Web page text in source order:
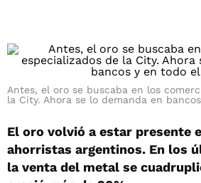
Antes, el oro se buscaba en los
la City. Ahora se lo demanda en
El oro volvió a estar presente
ahorristas argentinos. En los
la venta del metal se